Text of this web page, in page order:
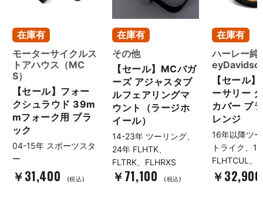
在庫有
モーターサイクルス
トアハウス（MC
S）
【セール】フォー
クシュラウド 39m
mフォーク用 ブラ
ック
04-15年 スポーツスタ
ー
￥31,400 (税込)
在庫有
その他
【セール】MCバガ
ーズ アジャスタブ
ルフェアリングマ
ウント（ラージホ
イール）
14-23年 ツーリング、
24年 FLHTK、
FLTRK、FLHRXS
￥71,100 (税込)
在庫有
ハーレー純
【セール
ーサリー
カバー ブ
レンジ
16年以降ツ
トライク、
FLHTCUL、
￥